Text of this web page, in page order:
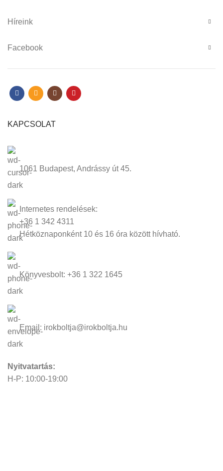
Híreink
Facebook
KAPCSOLAT
1061 Budapest, Andrássy út 45.
Internetes rendelések:
+36 1 342 4311
Hétköznaponként 10 és 16 óra között hívható.
Könyvesbolt: +36 1 322 1645
Email: irokboltja@irokboltja.hu
Nyitvatartás:
H-P: 10:00-19:00